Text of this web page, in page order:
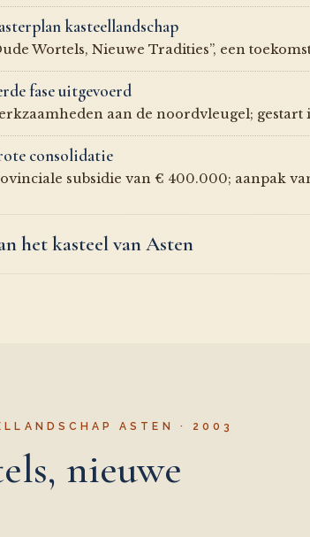
kasteellandschap
Wortels, Nieuwe Tradities”, een
fase uitgevoerd
aan de noordvleugel;
consolidatie
subsidie van € 400.000; aanpak
het kasteel van Asten
ASTEN · 2003
nieuwe